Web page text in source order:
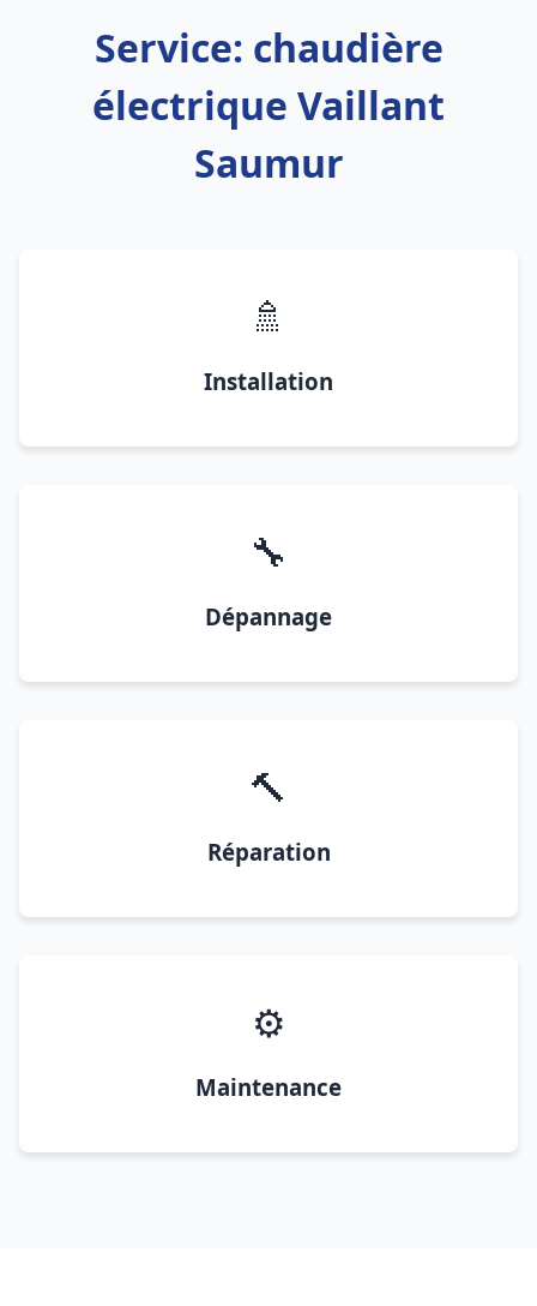
Service: chaudière
électrique Vaillant
Saumur
🚿
Installation
🔧
Dépannage
🔨
Réparation
⚙️
Maintenance